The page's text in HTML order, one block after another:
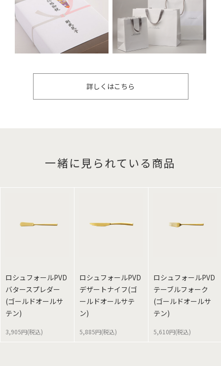
詳しくはこちら
一緒に見られている商品
ロシュフォールPVD
バタースプレダー
(ゴールドオールサ
テン)
3,905円(税込)
ロシュフォールPVD
デザートナイフ(ゴ
ールドオールサテ
ン)
5,885円(税込)
ロシュフォールPVD
テーブルフォーク
(ゴールドオールサ
テン)
5,610円(税込)